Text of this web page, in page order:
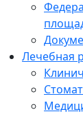
Лечебная